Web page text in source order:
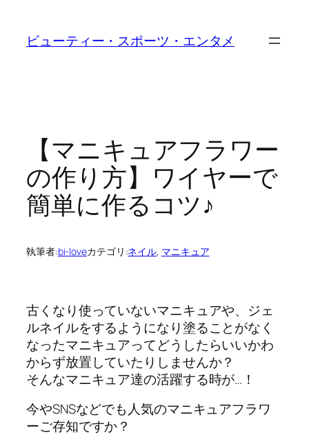
ビューティー・スポーツ・エンタメ
【マニキュアフラワー
の作り方】ワイヤーで
簡単に作るコツ♪
執筆者:bi-loveカテゴリ:ネイル, マニキュア
古くなり使っていないマニキュアや、ジェ
ルネイルをするようになり塗ることがなく
なったマニキュアってどうしたらいいかわ
からず放置していたりしませんか？
そんなマニキュア達の活躍する時が…！
今やSNSなどでも人気のマニキュアフラワ
ーご存知ですか？